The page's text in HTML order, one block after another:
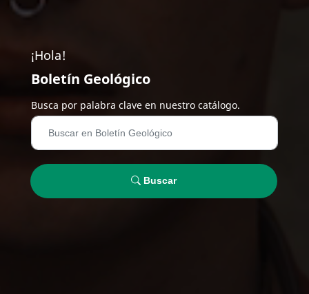
¡Hola!
Boletín Geológico
Busca por palabra clave en nuestro catálogo.
Buscar